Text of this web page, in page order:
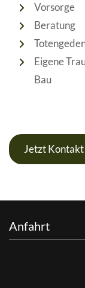
Vorsorge
Beratung
Eigene
Bau
Jetzt
Anfahrt